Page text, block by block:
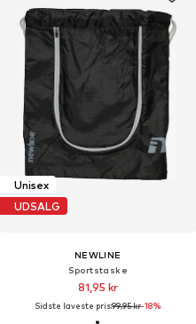
Unisex
UDSALG
NEWLINE
Sportstaske
81,95 kr
Sidste laveste pris:99,95 kr-18%